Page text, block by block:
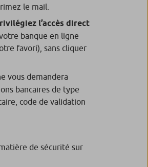
le mail.
l’accès direct
banque en ligne
favori), sans cliquer
vous demandera
bancaires de type
code de validation
de sécurité sur